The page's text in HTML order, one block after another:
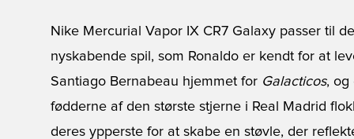
Nike Mercurial Vapor IX CR7 Galaxy passer til
nyskabende spil, som Ronaldo er kendt for at
Santiago Bernabeau hjemmet for Galacticos, og
fødderne af den største stjerne i Real Madrid
deres ypperste for at skabe en støvle, der